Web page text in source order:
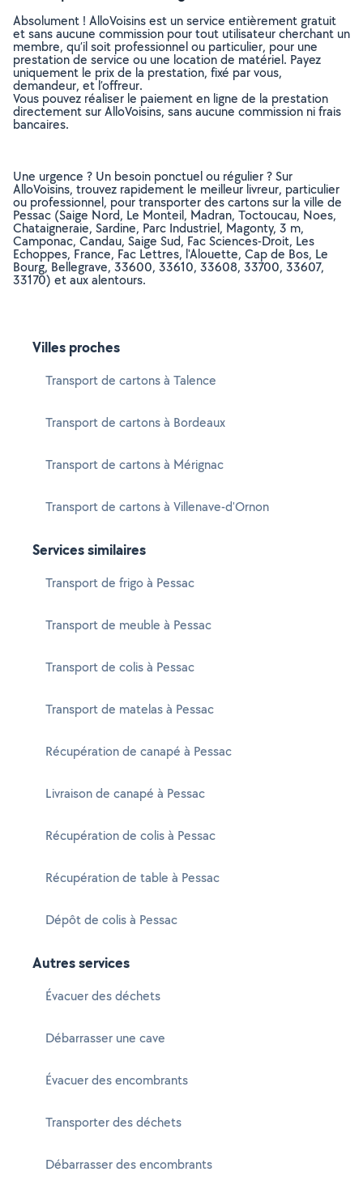
Absolument ! AlloVoisins est un service entièrement gratuit
et sans aucune commission pour tout utilisateur cherchant un
membre, qu’il soit professionnel ou particulier, pour une
prestation de service ou une location de matériel. Payez
uniquement le prix de la prestation, fixé par vous,
demandeur, et l’offreur.
Vous pouvez réaliser le paiement en ligne de la prestation
directement sur AlloVoisins, sans aucune commission ni frais
bancaires.
Une urgence ? Un besoin ponctuel ou régulier ? Sur
AlloVoisins, trouvez rapidement le meilleur livreur, particulier
ou professionnel, pour transporter des cartons sur la ville de
Pessac (Saige Nord, Le Monteil, Madran, Toctoucau, Noes,
Chataigneraie, Sardine, Parc Industriel, Magonty, 3 m,
Camponac, Candau, Saige Sud, Fac Sciences-Droit, Les
Echoppes, France, Fac Lettres, l'Alouette, Cap de Bos, Le
Bourg, Bellegrave, 33600, 33610, 33608, 33700, 33607,
33170) et aux alentours.
Villes proches
Transport de cartons à Talence
Transport de cartons à Bordeaux
Transport de cartons à Mérignac
Transport de cartons à Villenave-d'Ornon
Services similaires
Transport de frigo à Pessac
Transport de meuble à Pessac
Transport de colis à Pessac
Transport de matelas à Pessac
Récupération de canapé à Pessac
Livraison de canapé à Pessac
Récupération de colis à Pessac
Récupération de table à Pessac
Dépôt de colis à Pessac
Autres services
Évacuer des déchets
Débarrasser une cave
Évacuer des encombrants
Transporter des déchets
Débarrasser des encombrants